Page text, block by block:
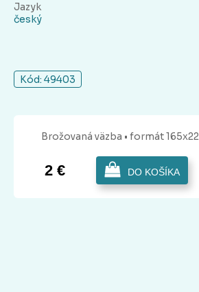
Jazyk
český
Kód: 49403
Brožovaná väzba • formát
2 € DO KOŠÍKA